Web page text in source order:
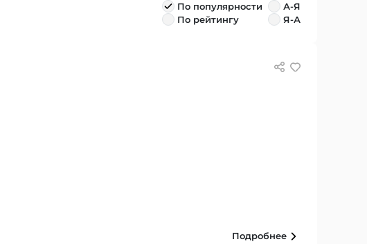
По популярности
По рейтингу
А-Я
Я-А
Подробнее